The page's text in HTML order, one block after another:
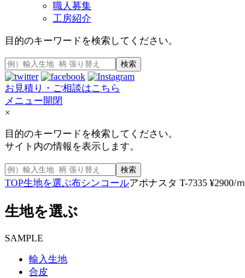
職人募集
工房紹介
目的のキーワードを検索してください。
検索
お見積り・ご相談はこちら
メニュー開閉
×
目的のキーワードを検索してください。
サイト内の情報を表示します。
検索
TOP生地を選ぶ布シンコールアポナスタ T-7335 ¥2900/ｍ
生地を選ぶ
SAMPLE
輸入生地
合皮